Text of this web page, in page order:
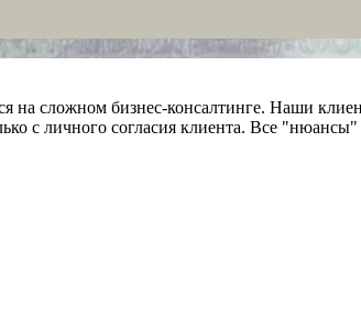
на сложном бизнес-консалтинге. Наши
с личного согласия клиента. Все